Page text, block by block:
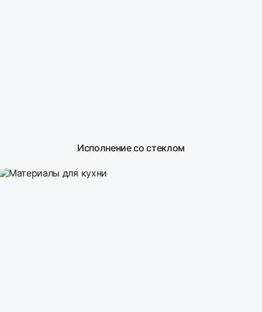
Исполнение со стеклом